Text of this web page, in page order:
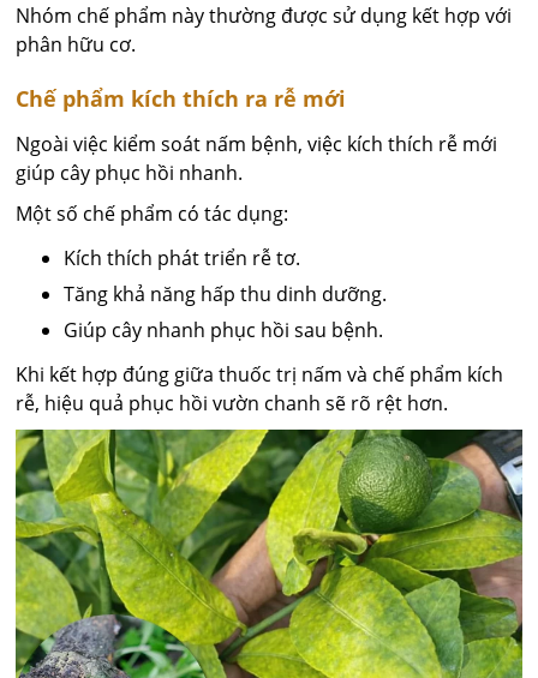
Nhóm chế phẩm này thường được sử dụng kết hợp với
phân hữu cơ.
Chế phẩm kích thích ra rễ mới
Ngoài việc kiểm soát nấm bệnh, việc kích thích rễ mới
giúp cây phục hồi nhanh.
Một số chế phẩm có tác dụng:
Kích thích phát triển rễ tơ.
Tăng khả năng hấp thu dinh dưỡng.
Giúp cây nhanh phục hồi sau bệnh.
Khi kết hợp đúng giữa thuốc trị nấm và chế phẩm kích
rễ, hiệu quả phục hồi vườn chanh sẽ rõ rệt hơn.